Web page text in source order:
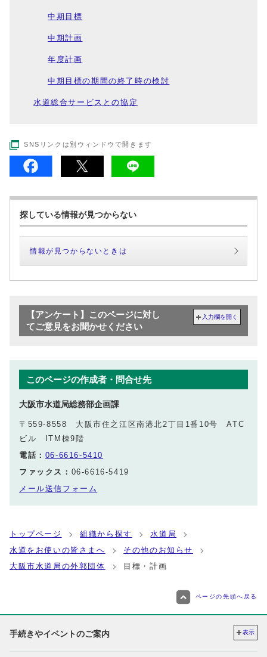
中期目標
中期計画
年度計画
中期目標の期間の終了時の検討
水道総合サービスとの協定
SNSリンクは別ウィンドウで開きます
探している情報が見つからない
情報が見つからないときは
【アンケート】このページに対し
てご意見をお聞かせください
入力欄を開く
このページの作成者・問合せ先
大阪市水道局総務部企画課
〒559-8558 大阪市住之江区南港北2丁目1番10号 ATC
ビル ITM棟9階
電話： 06-6616-5410
ファックス： 06-6616-5419
メール送信フォーム
トップページ 組織から探す
水道局
水道をお使いの皆さまへ
その他のお知らせ
大阪市水道局の外郭団体
目標・計画
ページの先頭へ戻る
手続きやイベントのご案内 表示